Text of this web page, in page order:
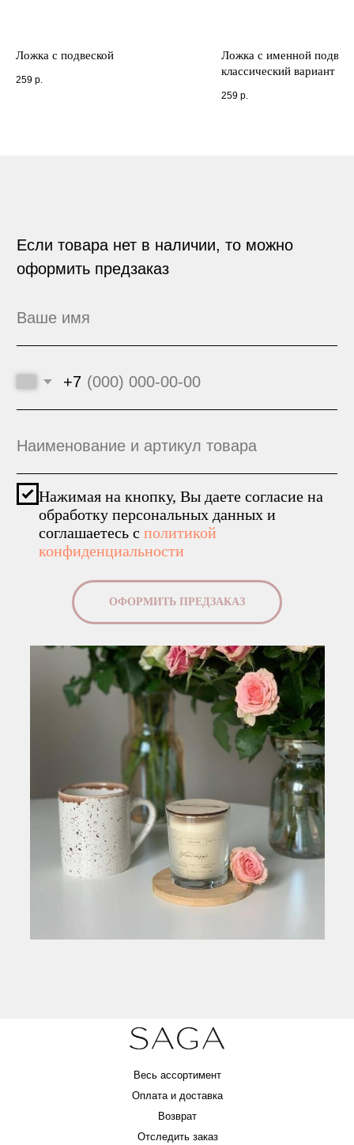
Ложка с подвеской
259 р.
Ложка с именной
классический вариант
259 р.
Нажимая на кнопку, Вы даете согласие на
обработку персональных данных и
Весь ассортимент
Оплата и доставка
Возврат
Отследить заказ